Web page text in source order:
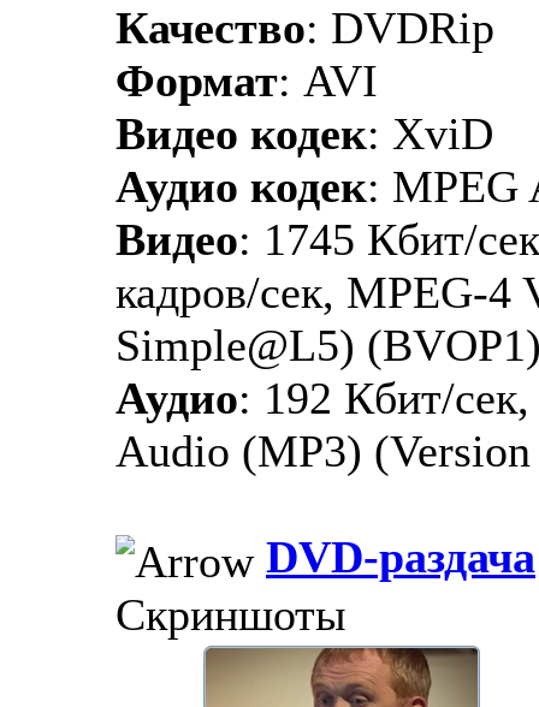
Качество: DVDRip
Формат: AVI
Видео кодек: XviD
Аудио кодек: MPEG
Видео: 1745 Кбит/
кадров/сек, MPEG-
Simple@L5)
Аудио: 192 Кбит/
Audio (MP3)
DVD-раздача
Скриншоты